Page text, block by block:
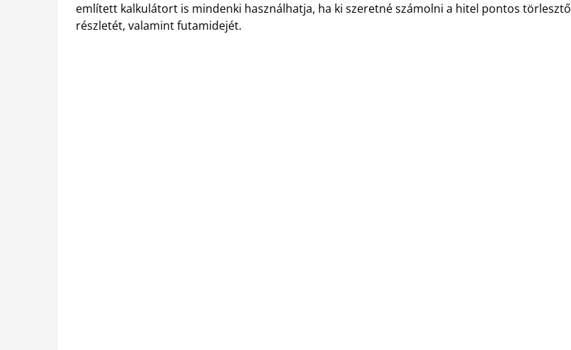
említett kalkulátort is mindenki használhatja, ha ki szeretné számolni a hitel pontos törlesztő
részletét, valamint futamidejét.